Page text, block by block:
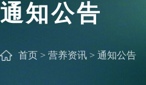
通知公告
首页 > 营养资讯 > 通知公告